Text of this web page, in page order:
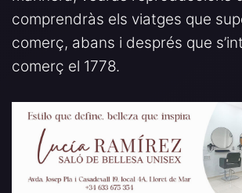
comprendràs els viatges que
comerç, abans i després que
comerç el 1778.